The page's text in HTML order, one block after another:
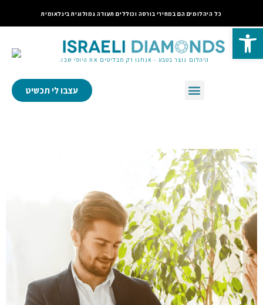
פתח סרגל נגישות
כל היהלומים הם במחירי בורסה וכוללים תעודה גמולוגית בינלאומית
היהלום נוצר בטבע - אנחנו רק מבליטים את היופי שבו.
עצבו לי תכשיט